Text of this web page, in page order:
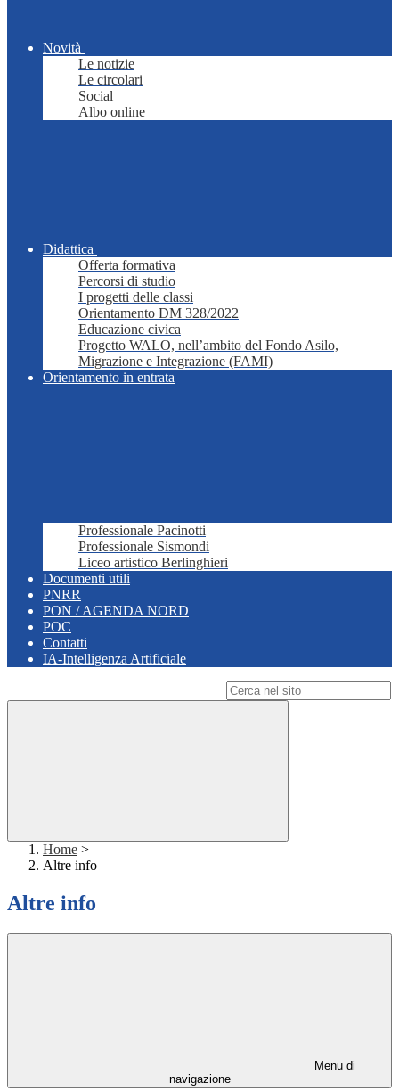
Novità
Le notizie
Le circolari
Social
Albo online
Didattica
Offerta formativa
Percorsi di studio
I progetti delle classi
Orientamento DM 328/2022
Educazione civica
Progetto WALO, nell’ambito del Fondo Asilo,
Migrazione e Integrazione (FAMI)
Orientamento in entrata
Professionale Pacinotti
Professionale Sismondi
Liceo artistico Berlinghieri
Documenti utili
PNRR
PON / AGENDA NORD
POC
Contatti
IA-Intelligenza Artificiale
Home >
Altre info
Altre info
Menu di
navigazione